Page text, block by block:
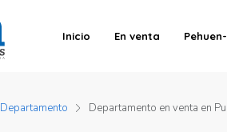
Inicio En venta
Departamento Departamento en venta en